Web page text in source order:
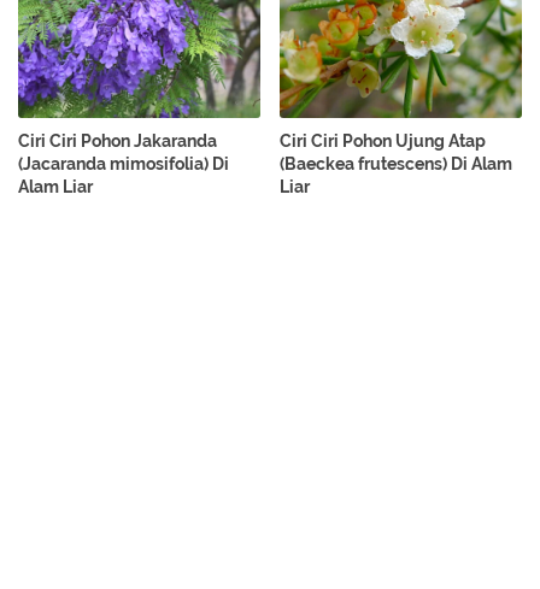
Ciri Ciri Pohon Jakaranda
(Jacaranda mimosifolia) Di
Alam Liar
Ciri Ciri Pohon Ujung Atap
(Baeckea frutescens) Di Alam
Liar